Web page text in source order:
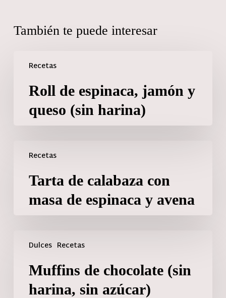
También te puede interesar
Recetas
Roll de espinaca, jamón y
queso (sin harina)
Recetas
Tarta de calabaza con
masa de espinaca y avena
Dulces Recetas
Muffins de chocolate (sin
harina, sin azúcar)